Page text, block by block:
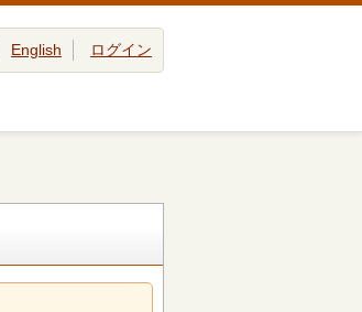
English ログイン